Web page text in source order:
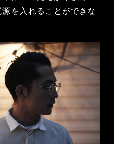
を入れることができな